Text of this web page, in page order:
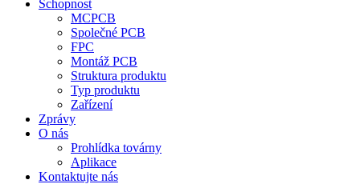
Schopnost
MCPCB
Společné PCB
FPC
Montáž PCB
Struktura produktu
Typ produktu
Zařízení
Zprávy
O nás
Prohlídka továrny
Aplikace
Kontaktujte nás